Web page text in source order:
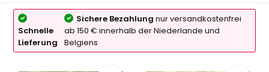
Schnelle
Lieferung
Sichere Bezahlung nur versandkostenfrei
ab 150 € innerhalb der Niederlande und
Belgiens